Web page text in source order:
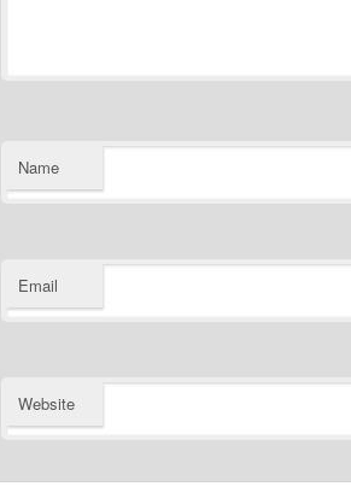
Name
Email
Website